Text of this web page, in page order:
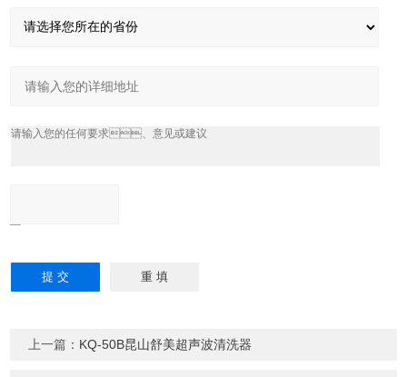
上一篇： KQ-50B昆山舒美超声波清洗器